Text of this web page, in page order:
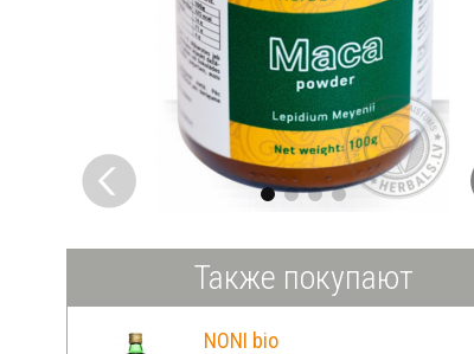
Также покупают
NONI bio